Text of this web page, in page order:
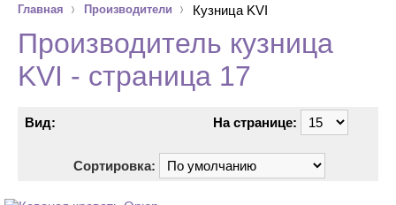
Главная Производители Кузница KVI
Производитель кузница
KVI - страница 17
Вид: На странице:
Сортировка: